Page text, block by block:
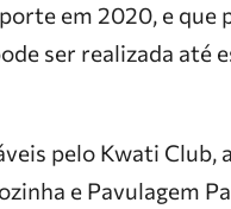
em 2020, e que
ser realizada até
pelo Kwati Club,
e Pavulagem